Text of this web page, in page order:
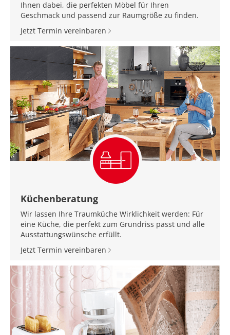
Ihnen dabei, die perfekten Möbel für Ihren
Geschmack und passend zur Raumgröße zu finden.
Jetzt Termin vereinbaren
Küchenberatung
Wir lassen Ihre Traumküche Wirklichkeit werden: Für
eine Küche, die perfekt zum Grundriss passt und alle
Ausstattungswünsche erfüllt.
Jetzt Termin vereinbaren